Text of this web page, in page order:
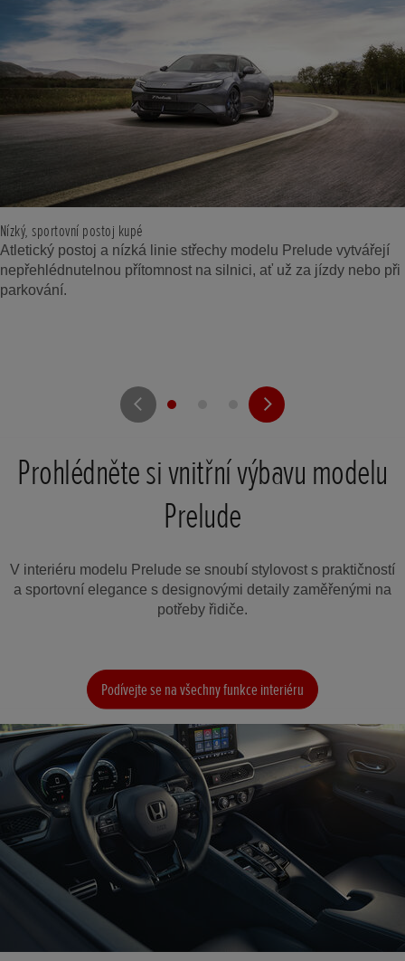
Nízký, sportovní postoj kupé
Atletický postoj a nízká linie střechy modelu Prelude vytvářejí
nepřehlédnutelnou přítomnost na silnici, ať už za jízdy nebo při
parkování.
Prohlédněte si vnitřní výbavu modelu
Prelude
V interiéru modelu Prelude se snoubí stylovost s praktičností
a sportovní elegance s designovými detaily zaměřenými na
potřeby řidiče.
Podívejte se na všechny funkce interiéru